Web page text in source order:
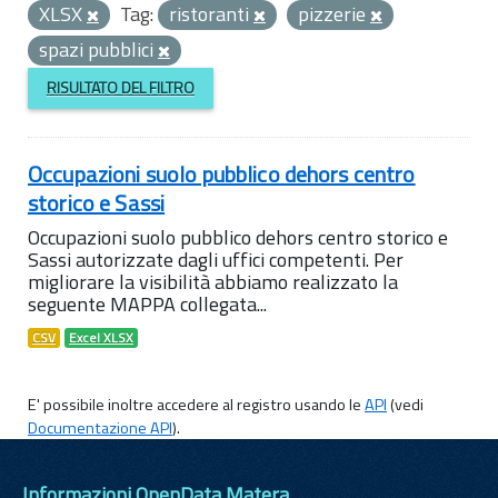
XLSX
Tag: ristoranti
pizzerie
spazi pubblici
RISULTATO DEL FILTRO
Occupazioni suolo pubblico dehors centro
storico e Sassi
Occupazioni suolo pubblico dehors centro storico e
Sassi autorizzate dagli uffici competenti. Per
migliorare la visibilità abbiamo realizzato la
seguente MAPPA collegata...
CSV Excel XLSX
E' possibile inoltre accedere al registro usando leAPI(vedi
Documentazione API).